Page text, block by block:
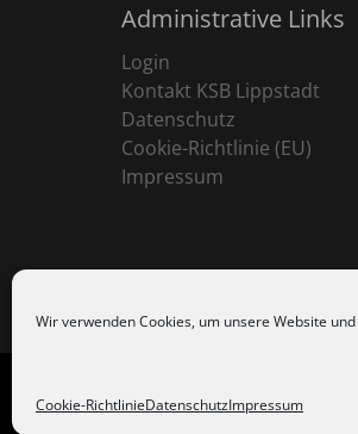
Wir verwenden Cookies, um unsere Website
Cookie-RichtlinieDatenschutzImpressum
Administrative Links
Login
Kontakt KSB Lippstadt
Datenschutz
Cookie-Richtlinie (EU)
Impressum